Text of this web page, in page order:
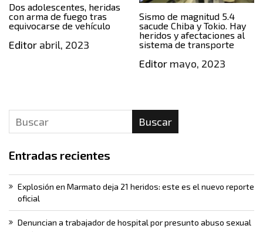
Dos adolescentes, heridas
con arma de fuego tras
equivocarse de vehículo
Editor abril, 2023
Sismo de magnitud 5.4
sacude Chiba y Tokio. Hay
heridos y afectaciones al
sistema de transporte
Editormayo, 2023
Buscar
Entradas recientes
Explosión en Marmato deja 21 heridos: este es el nuevo reporte
oficial
Denuncian a trabajador de hospital por presunto abuso sexual